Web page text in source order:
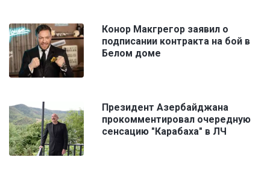
Конор Макгрегор заявил о
подписании контракта на бой в
Белом доме
Президент Азербайджана
прокомментировал очередную
сенсацию "Карабаха" в ЛЧ